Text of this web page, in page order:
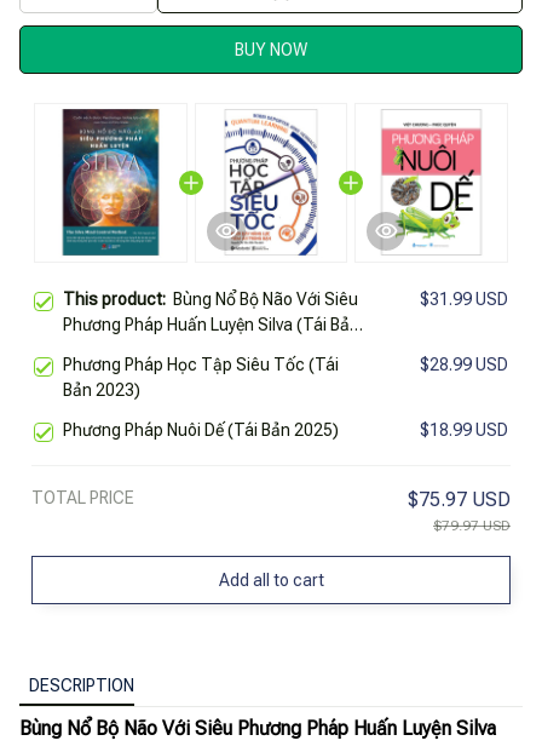
BUY NOW
This product: Bùng Nổ Bộ Não Với Siêu
Phương Pháp Huấn Luyện Silva (Tái Bản
$31.99 USD
Phương Pháp Học Tập Siêu Tốc (Tái
Bản 2023)
$28.99 USD
Phương Pháp Nuôi Dế (Tái Bản 2025) $18.99 USD
TOTAL PRICE $75.97 USD
$79.97 USD
Add all to cart
DESCRIPTION
Bùng Nổ Bộ Não Với Siêu Phương Pháp Huấn Luyện Silva